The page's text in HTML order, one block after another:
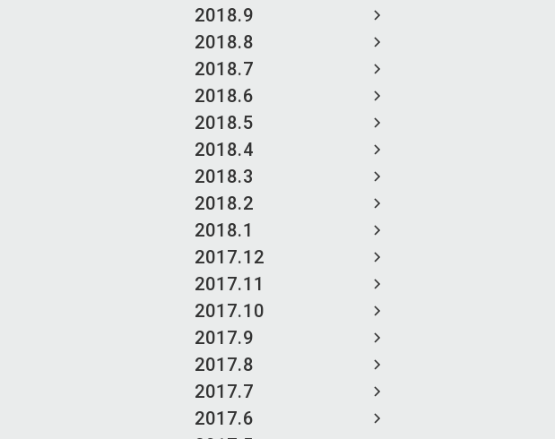
2018.9
2018.8
2018.7
2018.6
2018.5
2018.4
2018.3
2018.2
2018.1
2017.12
2017.11
2017.10
2017.9
2017.8
2017.7
2017.6